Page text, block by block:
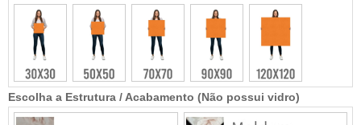
Escolha a Estrutura / Acabamento (Não possui vidro)